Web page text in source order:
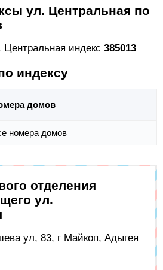
ул. Центральная по
индекс 385013
индексу
домов
номера домов
отделения
ул.
ул, 83, г Майкоп, Адыгея